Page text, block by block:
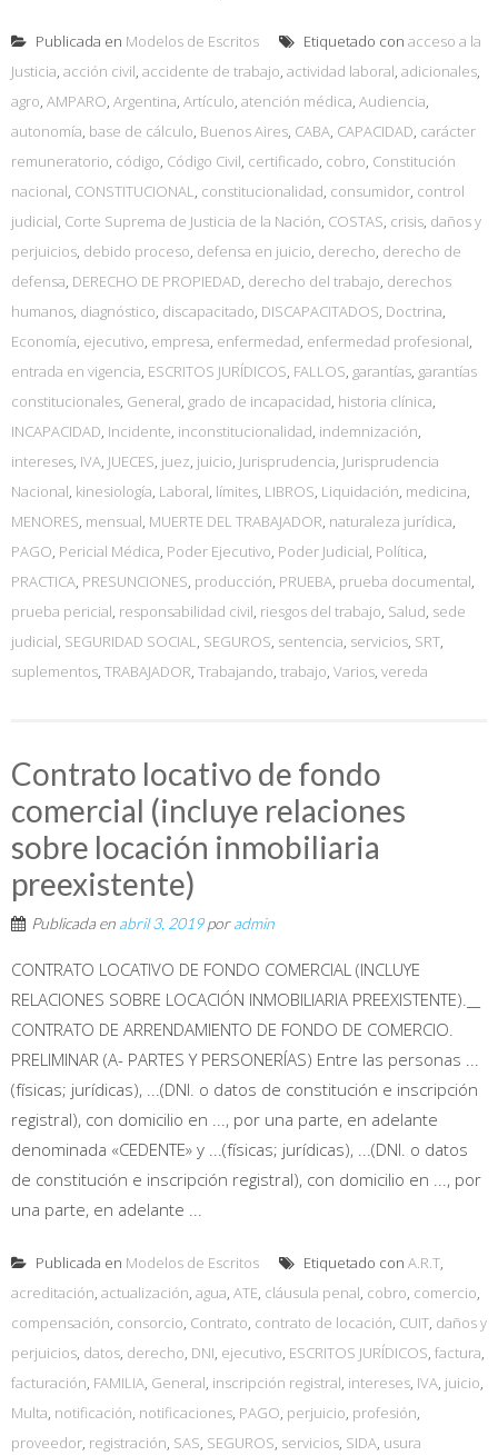
Publicada en Modelos de Escritos Etiquetado con acceso a la
Justicia, acción civil, accidente de trabajo, actividad laboral, adicionales,
agro, AMPARO, Argentina, Artículo, atención médica, Audiencia,
autonomía, base de cálculo, Buenos Aires, CABA, CAPACIDAD, carácter
remuneratorio, código, Código Civil, certificado, cobro, Constitución
nacional, CONSTITUCIONAL, constitucionalidad, consumidor, control
judicial, Corte Suprema de Justicia de la Nación, COSTAS, crisis, daños y
perjuicios, debido proceso, defensa en juicio, derecho, derecho de
defensa, DERECHO DE PROPIEDAD, derecho del trabajo, derechos
humanos, diagnóstico, discapacitado, DISCAPACITADOS, Doctrina,
Economía, ejecutivo, empresa, enfermedad, enfermedad profesional,
entrada en vigencia, ESCRITOS JURÍDICOS, FALLOS, garantías, garantías
constitucionales, General, grado de incapacidad, historia clínica,
INCAPACIDAD, Incidente, inconstitucionalidad, indemnización,
intereses, IVA, JUECES, juez, juicio, Jurisprudencia, Jurisprudencia
Nacional, kinesiología, Laboral, límites, LIBROS, Liquidación, medicina,
MENORES, mensual, MUERTE DEL TRABAJADOR, naturaleza jurídica,
PAGO, Pericial Médica, Poder Ejecutivo, Poder Judicial, Política,
PRACTICA, PRESUNCIONES, producción, PRUEBA, prueba documental,
prueba pericial, responsabilidad civil, riesgos del trabajo, Salud, sede
judicial, SEGURIDAD SOCIAL, SEGUROS, sentencia, servicios, SRT,
suplementos, TRABAJADOR, Trabajando, trabajo, Varios, vereda
Contrato locativo de fondo
comercial (incluye relaciones
sobre locación inmobiliaria
preexistente)
Publicada en abril 3, 2019poradmin
CONTRATO LOCATIVO DE FONDO COMERCIAL (INCLUYE
RELACIONES SOBRE LOCACIÓN INMOBILIARIA PREEXISTENTE).__
CONTRATO DE ARRENDAMIENTO DE FONDO DE COMERCIO.
PRELIMINAR (A- PARTES Y PERSONERÍAS) Entre las personas ...
(físicas; jurídicas), ...(DNI. o datos de constitución e inscripción
registral), con domicilio en ..., por una parte, en adelante
denominada «CEDENTE» y ...(físicas; jurídicas), ...(DNI. o datos
de constitución e inscripción registral), con domicilio en ..., por
una parte, en adelante ...
Publicada en Modelos de Escritos Etiquetado con A.R.T,
acreditación, actualización, agua, ATE, cláusula penal, cobro, comercio,
compensación, consorcio, Contrato, contrato de locación, CUIT, daños y
perjuicios, datos, derecho, DNI, ejecutivo, ESCRITOS JURÍDICOS, factura,
facturación, FAMILIA, General, inscripción registral, intereses, IVA, juicio,
Multa, notificación, notificaciones, PAGO, perjuicio, profesión,
proveedor, registración, SAS, SEGUROS, servicios, SIDA, usura